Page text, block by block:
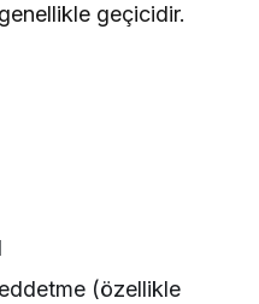
geçicidir.
(özellikle